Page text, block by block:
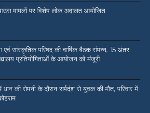
मामलों पर विशेष लोक अदालत आयोजित
एवं सांस्कृतिक परिषद की वार्षिक बैठक संपन्न, 15 अंतर
प्रतियोगिताओं के आयोजन को मंजूरी
की रोपनी के दौरान सर्पदंश से युवक की मौत, परिवार में